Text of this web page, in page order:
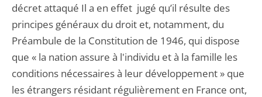
décret attaqué Il a en effet jugé qu’il résulte des
principes généraux du droit et, notamment, du
Préambule de la Constitution de 1946, qui dispose
que « la nation assure à l'individu et à la famille les
conditions nécessaires à leur développement » que
les étrangers résidant régulièrement en France ont,